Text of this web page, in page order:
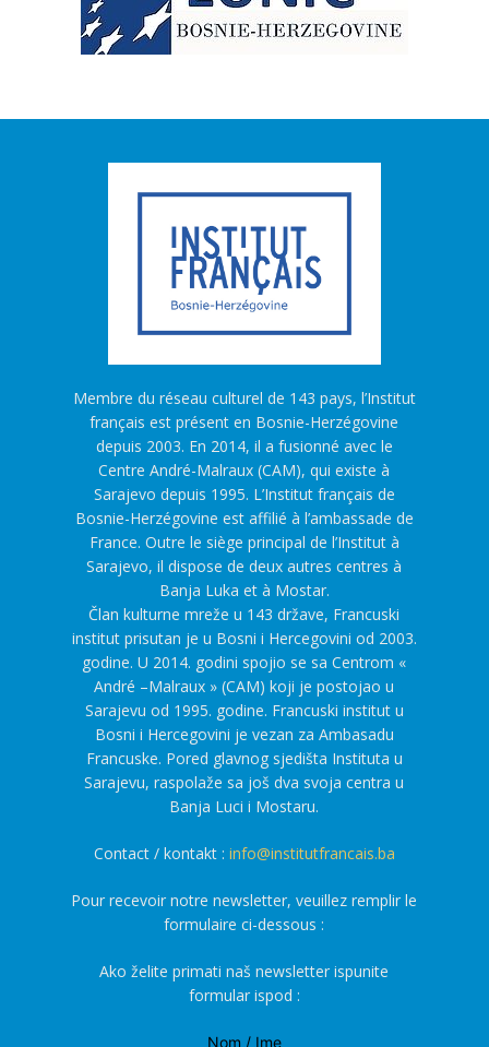
Membre du réseau culturel de 143 pays, l’Institut
français est présent en Bosnie-Herzégovine
depuis 2003. En 2014, il a fusionné avec le
Centre André-Malraux (CAM), qui existe à
Sarajevo depuis 1995. L’Institut français de
Bosnie-Herzégovine est affilié à l’ambassade de
France. Outre le siège principal de l’Institut à
Sarajevo, il dispose de deux autres centres à
Banja Luka et à Mostar.
Član kulturne mreže u 143 države, Francuski
institut prisutan je u Bosni i Hercegovini od 2003.
godine. U 2014. godini spojio se sa Centrom «
André –Malraux » (CAM) koji je postojao u
Sarajevu od 1995. godine. Francuski institut u
Bosni i Hercegovini je vezan za Ambasadu
Francuske. Pored glavnog sjedišta Instituta u
Sarajevu, raspolaže sa još dva svoja centra u
Banja Luci i Mostaru.
Contact / kontakt : info@institutfrancais.ba
Pour recevoir notre newsletter, veuillez remplir le
formulaire ci-dessous :
Ako želite primati naš newsletter ispunite
formular ispod :
Nom / Ime